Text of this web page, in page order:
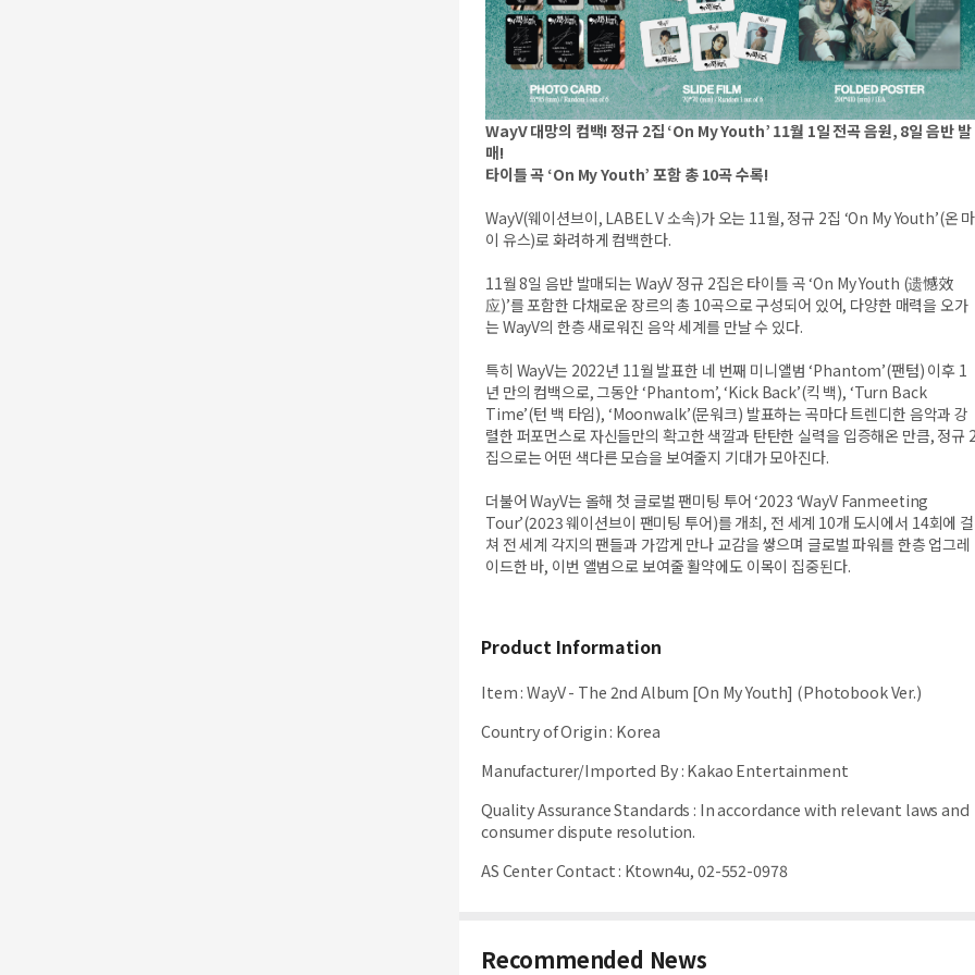
WayV 대망의 컴백! 정규 2집 ‘On My Youth’ 11월 1일 전곡 음원, 8일 음반 발
매!
타이틀 곡 ‘On My Youth’ 포함 총 10곡 수록!
WayV(웨이션브이, LABEL V 소속)가 오는 11월, 정규 2집 ‘On My Youth’(온 마
이 유스)로 화려하게 컴백한다.
11월 8일 음반 발매되는 WayV 정규 2집은 타이틀 곡 ‘On My Youth (遗憾效
应)’를 포함한 다채로운 장르의 총 10곡으로 구성되어 있어, 다양한 매력을 오가
는 WayV의 한층 새로워진 음악 세계를 만날 수 있다.
특히 WayV는 2022년 11월 발표한 네 번째 미니앨범 ‘Phantom’(팬텀) 이후 1
년 만의 컴백으로, 그동안 ‘Phantom’, ‘Kick Back’(킥 백), ‘Turn Back
Time’(턴 백 타임), ‘Moonwalk’(문워크) 발표하는 곡마다 트렌디한 음악과 강
렬한 퍼포먼스로 자신들만의 확고한 색깔과 탄탄한 실력을 입증해온 만큼, 정규
집으로는 어떤 색다른 모습을 보여줄지 기대가 모아진다.
더불어 WayV는 올해 첫 글로벌 팬미팅 투어 ‘2023 ‘WayV Fanmeeting
Tour’(2023 웨이션브이 팬미팅 투어)를 개최, 전 세계 10개 도시에서 14회에 걸
쳐 전 세계 각지의 팬들과 가깝게 만나 교감을 쌓으며 글로벌 파워를 한층 업그레
이드한 바, 이번 앨범으로 보여줄 활약에도 이목이 집중된다.
Product Information
Item:WayV - The 2nd Album [On My Youth] (Photobook Ver.)
Country of Origin: Korea
Manufacturer/Imported By:Kakao Entertainment
Quality Assurance Standards : In accordance with relevant laws and
consumer dispute resolution.
AS Center Contact: Ktown4u, 02-552-0978
Recommended News